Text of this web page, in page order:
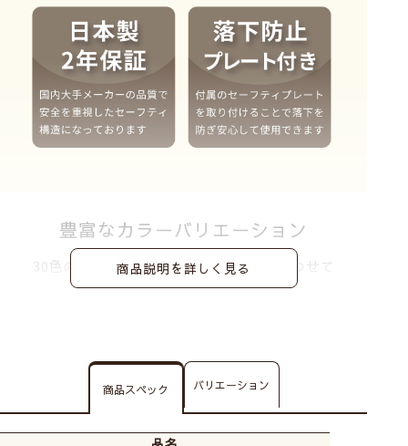
豊富なカラーバリエーション
30色の大自然カラーからインテリアに合わせて
お選びいただけます
商品説明を詳しく見る
商品スペック バリエーション